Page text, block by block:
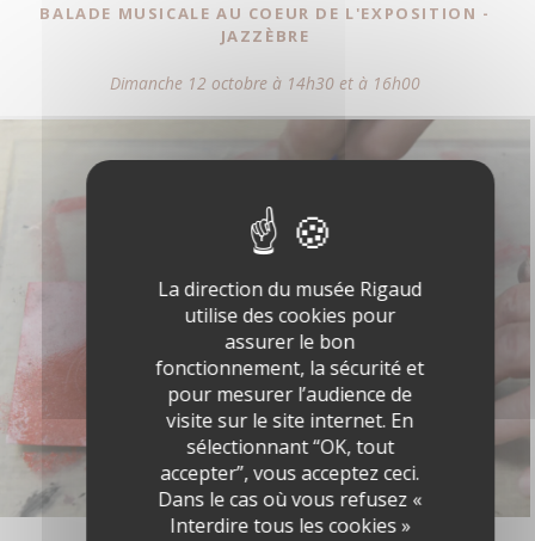
BALADE MUSICALE AU COEUR DE L'EXPOSITION -
JAZZÈBRE
Dimanche 12 octobre à 14h30 et à 16h00
La direction du musée Rigaud
utilise des cookies pour
assurer le bon
fonctionnement, la sécurité et
pour mesurer l’audience de
visite sur le site internet. En
sélectionnant “OK, tout
accepter”, vous acceptez ceci.
Dans le cas où vous refusez «
Interdire tous les cookies »